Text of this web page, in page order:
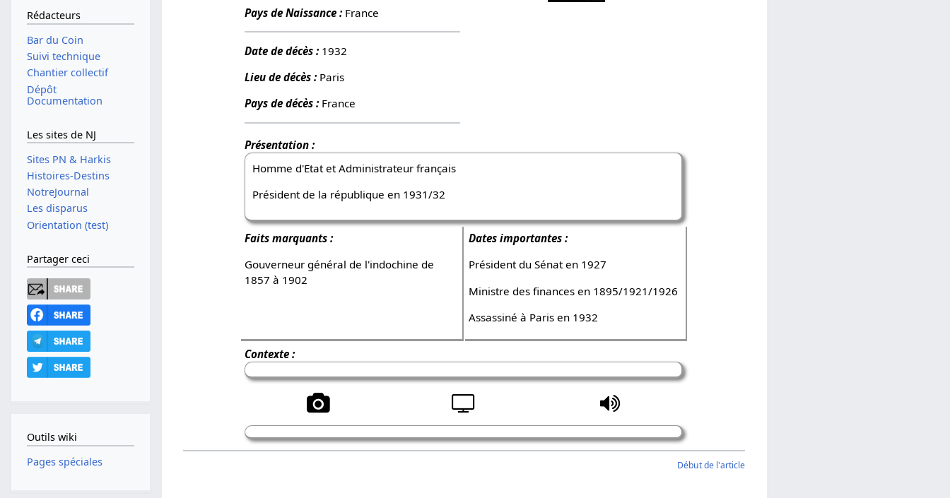
Pays de Naissance :France
Date de décès :1932
Lieu de décès :Paris
Pays de décès :France
Présentation :
Homme d'Etat et Administrateur français
Président de la république en 1931/32
Faits marquants :
Gouverneur général de l'indochine de
1857 à 1902
Dates importantes :
Président du Sénat en 1927
Ministre des finances en 1895/1921/1926
Assassiné à Paris en 1932
Contexte :
Début de l'article
Rédacteurs
Bar du Coin
Suivi technique
Chantier collectif
Dépôt
Documentation
Les sites de NJ
Sites PN & Harkis
Histoires-Destins
NotreJournal
Les disparus
Orientation (test)
Partager ceci
Outils wiki
Pages spéciales